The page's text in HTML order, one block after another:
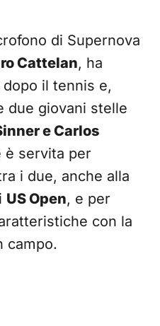
di Supernova
Cattelan, ha
il tennis e,
due giovani stelle
e Carlos
è servita per
i due, anche alla
US Open, e per
con la
campo.